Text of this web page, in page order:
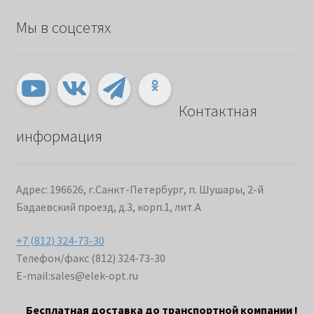
Мы в соцсетях
Контактная
информация
Адрес: 196626, г.Санкт-Петербург, п. Шушары, 2-й
Бадаевский проезд, д.3, корп.1, лит.А
+7 (812) 324-73-30
Телефон/факс (812) 324-73-30
E-mail:sales@elek-opt.ru
Бесплатная доставка до транспортной компании !